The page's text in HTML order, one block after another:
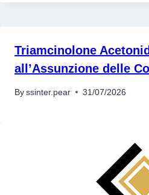
Triamcinolone
all’Assunzione delle
By ssinter.pear 31/07/2026